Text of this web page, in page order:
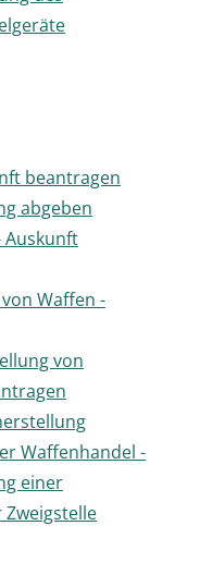
beantragen
abgeben
Auskunft
Waffen -
von
Waffenhandel -
einer